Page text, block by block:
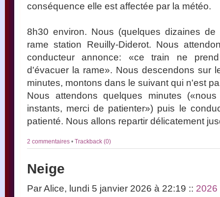
conséquence elle est affectée par la météo.
8h30 environ. Nous (quelques dizaines
rame station Reuilly-Diderot. Nous
conducteur annonce: «ce train ne
d'évacuer la rame». Nous descendons sur
minutes, montons dans le suivant qui n'est
Nous attendons quelques minutes
instants, merci de patienter») puis le
patienté. Nous allons repartir délicatement
2 commentaires • Trackback (0)
Neige
Par Alice, lundi 5 janvier 2026 à 22:19 :: 2026